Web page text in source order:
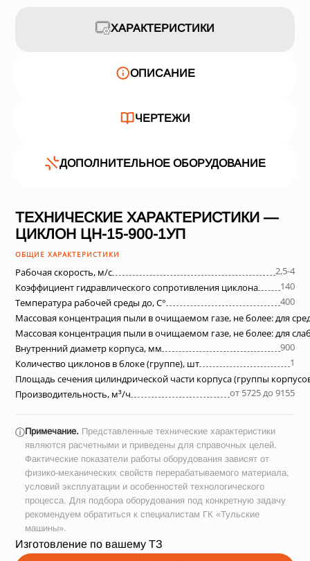
ХАРАКТЕРИСТИКИ
ОПИСАНИЕ
ЧЕРТЕЖИ
ДОПОЛНИТЕЛЬНОЕ ОБОРУДОВАНИЕ
ТЕХНИЧЕСКИЕ ХАРАКТЕРИСТИКИ —
ЦИКЛОН ЦН-15-900-1УП
ОБЩИЕ ХАРАКТЕРИСТИКИ
Рабочая скорость, м/с
2,5-4
Коэффициент гидравлического сопротивления циклона
140
Температура рабочей среды до, С°
400
Массовая концентрация пыли в очищаемом газе, не более: для
Массовая концентрация пыли в очищаемом газе, не более: для
Внутренний диаметр корпуса, мм
900
Количество циклонов в блоке (группе), шт
1
Площадь сечения цилиндрической части корпуса (группы
Производительность, м³/ч
от 5725 до 9155
ⓘПримечание. Представленные технические характеристики
являются расчетными и приведены для справочных целей.
Фактические показатели работы оборудования зависят от
физико-механических свойств перерабатываемого материала,
условий эксплуатации и особенностей технологического
процесса. Для подбора оборудования под конкретную задачу
рекомендуем обратиться к специалистам ГК «Тульские
машины».
Изготовление по вашему ТЗ